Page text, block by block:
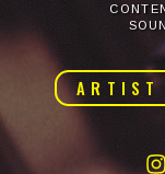
ARTIST